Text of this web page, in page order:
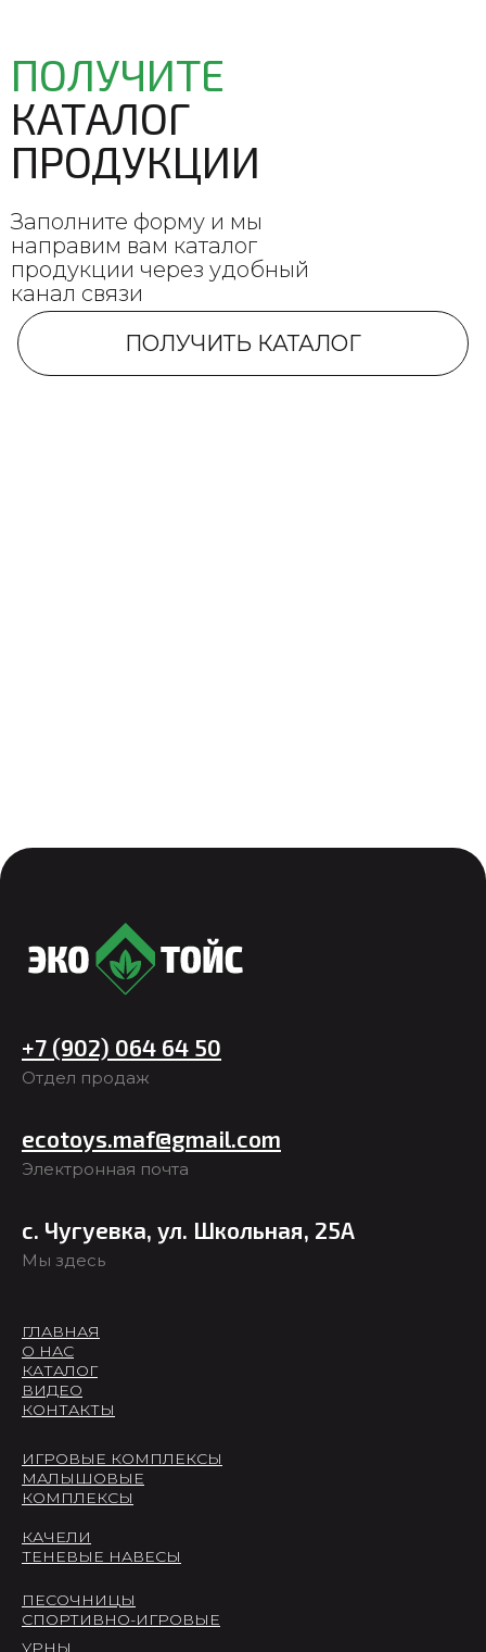
Заполните форму и мы
направим вам каталог
продукции через удобный
канал связи
ПОЛУЧИТЕ
КАТАЛОГ
ПРОДУКЦИИ
ПОЛУЧИТЬ КАТАЛОГ
+7 (902) 064 64 50
Отдел продаж
ecotoys.maf@gmail.com
Электронная почта
с. Чугуевка, ул. Школьная, 25А
Мы здесь
ГЛАВНАЯ
ИГРОВЫЕ КОМПЛЕКСЫ
О НАС
КАТАЛОГ
ВИДЕО
КОНТАКТЫ
МАЛЫШОВЫЕ
КОМПЛЕКСЫ
КАЧЕЛИ
ТЕНЕВЫЕ НАВЕСЫ
ПЕСОЧНИЦЫ
СПОРТИВНО-ИГРОВЫЕ
УРНЫ